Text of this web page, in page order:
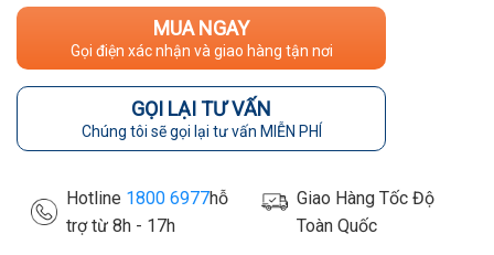
MUA NGAY
Gọi điện xác nhận và giao hàng tận nơi
GỌI LẠI TƯ VẤN
Chúng tôi sẽ gọi lại tư vấn MIỄN PHÍ
Hotline 1800 6977hỗ
trợ từ 8h - 17h
Giao Hàng Tốc Độ
Toàn Quốc